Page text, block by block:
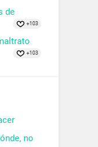
de
+103
+103
no